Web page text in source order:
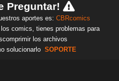
Preguntar!
aportes es: CBRcomics
comics, tienes problemas para
los archivos
solucionarlo SOPORTE